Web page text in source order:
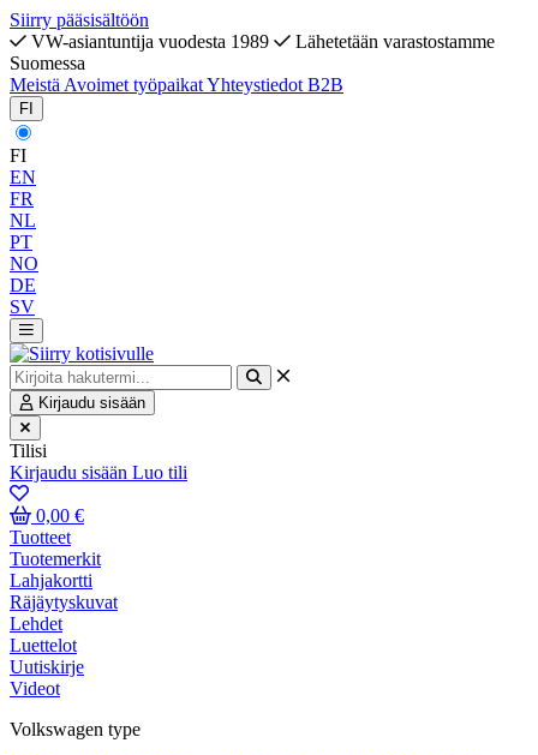
Siirry pääsisältöön
VW-asiantuntija vuodesta 1989
Lähetetään varastostamme
Suomessa
Meistä Avoimet työpaikatYhteystiedot B2B
FI
FI
EN
FR
NL
PT
NO
DE
SV
Kirjaudu sisään
Tilisi
Kirjaudu sisään Luo tili
0,00 €
Tuotteet
Tuotemerkit
Lahjakortti
Räjäytyskuvat
Lehdet
Luettelot
Uutiskirje
Videot
Volkswagen type